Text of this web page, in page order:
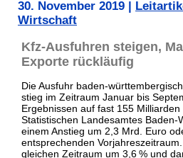
30. November 2019
Wirtschaft
Kfz-Ausfuhren steigen,
Exporte rückläufig
Die Ausfuhr baden-
stieg im Zeitraum Januar bis
Ergebnissen auf fast 155
Statistischen Landesamtes
einem Anstieg um 2,3 Mrd. Euro
entsprechenden
gleichen Zeitraum um 3,6 % und